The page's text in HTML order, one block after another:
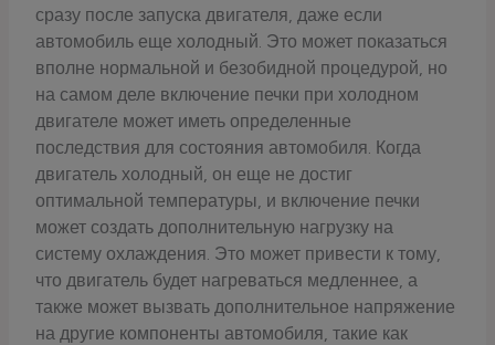
сразу после запуска двигателя, даже если
автомобиль еще холодный. Это может показаться
вполне нормальной и безобидной процедурой, но
на самом деле включение печки при холодном
двигателе может иметь определенные
последствия для состояния автомобиля. Когда
двигатель холодный, он еще не достиг
оптимальной температуры, и включение печки
может создать дополнительную нагрузку на
систему охлаждения. Это может привести к тому,
что двигатель будет нагреваться медленнее, а
также может вызвать дополнительное напряжение
на другие компоненты автомобиля, такие как